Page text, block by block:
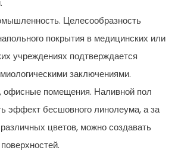
Целесообразность
покрытия в медицинских или
учреждениях подтверждается
заключениями.
помещения. Наливной пол
эффект бесшовного линолеума, а за
цветов, можно создавать